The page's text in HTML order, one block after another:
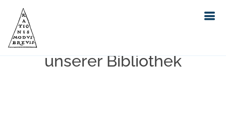
Einfache Suche im Bestand
unserer Bibliothek